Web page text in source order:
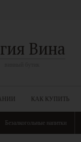
Вина
КАК КУПИТЬ
Безалкогольные напитки